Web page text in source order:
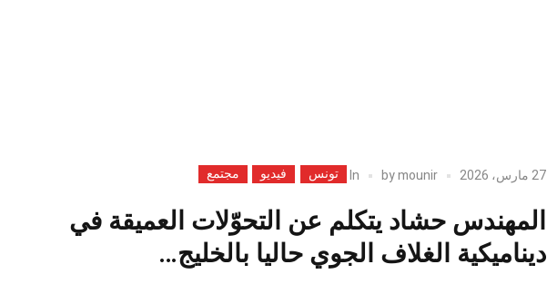
27 مارس، 2026 bymounir
In تونس فيديو مجتمع
المهندس حشاد يتكلم عن التحوّلات العميقة في
ديناميكية الغلاف الجوي حاليا بالخليج…